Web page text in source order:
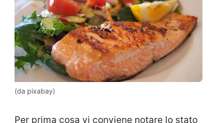
(da pixabay)
Per prima cosa vi conviene notare lo stato